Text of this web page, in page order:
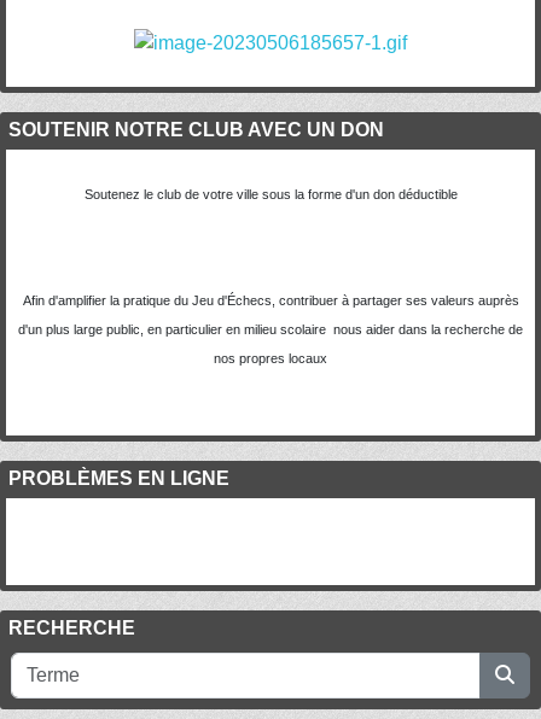
SOUTENIR NOTRE CLUB AVEC UN DON
Soutenez le club de votre ville sous la forme d'un don déductible
Afin d'amplifier la pratique du Jeu d'Échecs, contribuer à partager ses valeurs auprès
d'un plus large public, en particulier en milieu scolaire nous aider dans la recherche de
nos propres locaux
PROBLÈMES EN LIGNE
RECHERCHE